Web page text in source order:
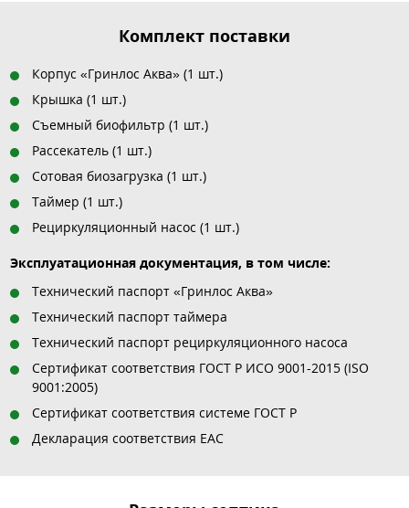
Комплект поставки
Корпус «Гринлос Аква» (1 шт.)
Крышка (1 шт.)
Съемный биофильтр (1 шт.)
Рассекатель (1 шт.)
Сотовая биозагрузка (1 шт.)
Таймер (1 шт.)
Рециркуляционный насос (1 шт.)
Эксплуатационная документация, в том числе:
Технический паспорт «Гринлос Аква»
Технический паспорт таймера
Технический паспорт рециркуляционного насоса
Сертификат соответствия ГОСТ Р ИСО 9001-2015 (ISO
9001:2005)
Сертификат соответствия системе ГОСТ Р
Декларация соответствия EAC